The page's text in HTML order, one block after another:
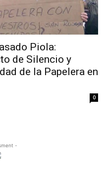
Piola:
de Silencio y
de la Papelera en
0
-